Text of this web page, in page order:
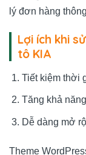
lý đơn hàng
Lợi ích khi
tô KIA
Tiết kiệm thời
Tăng khả
Dễ dàng mở
Theme